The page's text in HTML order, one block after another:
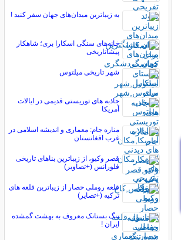
به زیباترین میدان‌های جهان سفر کنید !
خانه‌های سنگی اسکارا بری؛ شاهکار
پیشاتاریخی
شهر تاریخی میلتوس
جاذبه های توریستی قدیمی در ایالات
آمریکا
مناره جام: معماری و اندیشه اسلامی در
غرب افغانستان
قصر وکیو، از زیباترین بناهای تاریخی
فلورانس (+تصاویر)
قلعه روملی حصار از زیباترین قلعه های
ترکیه (+تصایر)
تنگ بستانک معروف به بهشت گمشده
ایران !